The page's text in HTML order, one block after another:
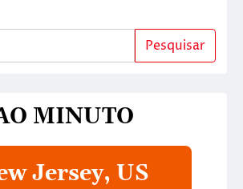
Pesquisar
MINUTO
Jersey, US